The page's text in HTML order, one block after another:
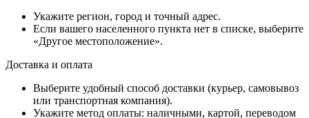
Укажите регион, город и точный адрес.
Если вашего населенного пункта нет в списке, выберите
«Другое местоположение».
Доставка и оплата
Выберите удобный способ доставки (курьер, самовывоз
или транспортная компания).
Укажите метод оплаты: наличными, картой, переводом